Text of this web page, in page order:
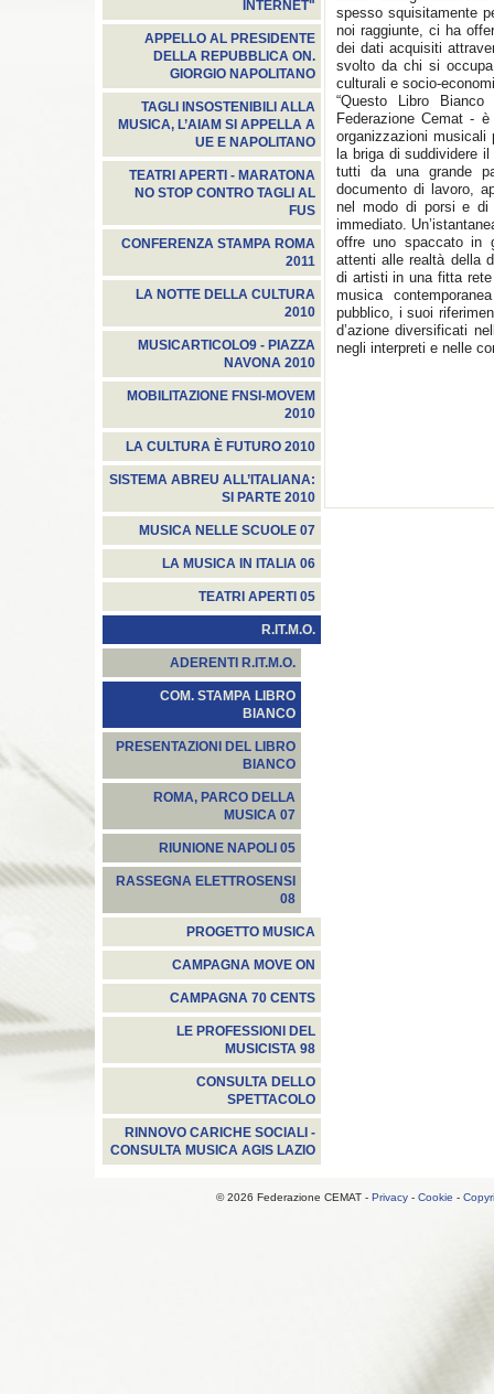
INTERNET"
APPELLO AL PRESIDENTE
DELLA REPUBBLICA ON.
GIORGIO NAPOLITANO
TAGLI INSOSTENIBILI ALLA
MUSICA, L’AIAM SI APPELLA A
UE E NAPOLITANO
TEATRI APERTI - MARATONA
NO STOP CONTRO TAGLI AL
FUS
CONFERENZA STAMPA ROMA
2011
LA NOTTE DELLA CULTURA
2010
MUSICARTICOLO9 - PIAZZA
NAVONA 2010
MOBILITAZIONE FNSI-MOVEM
2010
LA CULTURA È FUTURO 2010
SISTEMA ABREU ALL’ITALIANA:
SI PARTE 2010
MUSICA NELLE SCUOLE 07
LA MUSICA IN ITALIA 06
TEATRI APERTI 05
R.IT.M.O.
ADERENTI R.IT.M.O.
COM. STAMPA LIBRO
BIANCO
PRESENTAZIONI DEL LIBRO
BIANCO
ROMA, PARCO DELLA
MUSICA 07
RIUNIONE NAPOLI 05
RASSEGNA ELETTROSENSI
08
PROGETTO MUSICA
CAMPAGNA MOVE ON
CAMPAGNA 70 CENTS
LE PROFESSIONI DEL
MUSICISTA 98
CONSULTA DELLO
SPETTACOLO
RINNOVO CARICHE SOCIALI -
CONSULTA MUSICA AGIS LAZIO
spesso squisitamente
noi raggiunte, ci ha
dei dati acquisiti
svolto da chi si
culturali e socio-
“Questo Libro
Federazione Cemat -
organizzazioni
la briga di suddividere
tutti da una grande
documento di lavoro,
nel modo di porsi e di
immediato.
offre uno spaccato in
attenti alle realtà della
di artisti in una fitta
musica
pubblico, i suoi
d’azione diversificati
negli interpreti e nelle
© 2026 Federazione CEMAT - Privacy- Cookie -